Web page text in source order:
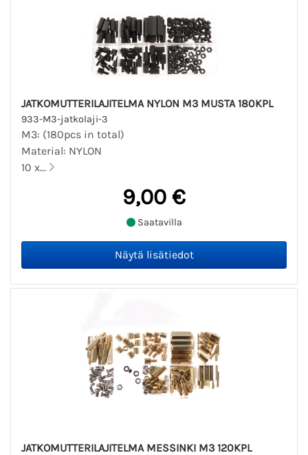
JATKOMUTTERILAJITELMA NYLON M3 MUSTA 180KPL
933-M3-jatkolaji-3
M3: (180pcs in total)
Material: NYLON
10 x...
9,00 €
Saatavilla
JATKOMUTTERILAJITELMA MESSINKI M3 120KPL